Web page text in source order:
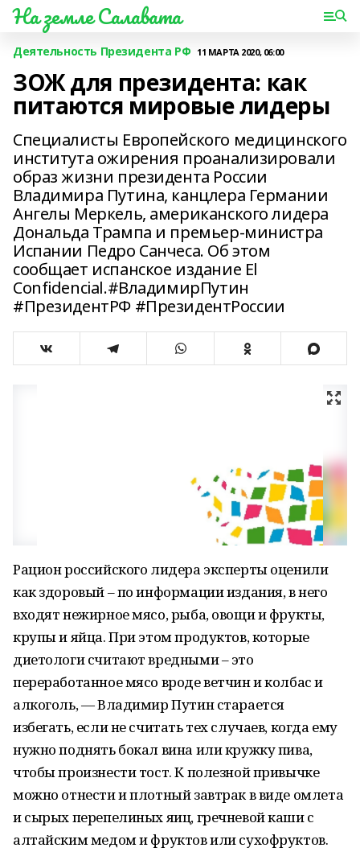
На земле Салавата
Деятельность Президента РФ 11 МАРТА 2020, 06:00
ЗОЖ для президента: как
питаются мировые лидеры
Специалисты Европейского медицинского
института ожирения проанализировали
образ жизни президента России
Владимира Путина, канцлера Германии
Ангелы Меркель, американского лидера
Дональда Трампа и премьер-министра
Испании Педро Санчеса. Об этом
сообщает испанское издание El
Confidencial.#ВладимирПутин
#ПрезидентРФ #ПрезидентРоссии
Рацион российского лидера эксперты оценили
как здоровый – по информации издания, в него
входят нежирное мясо, рыба, овощи и фрукты,
крупы и яйца. При этом продуктов, которые
диетологи считают вредными – это
переработанное мясо вроде ветчин и колбас и
алкоголь, — Владимир Путин старается
избегать, если не считать тех случаев, когда ему
нужно поднять бокал вина или кружку пива,
чтобы произнести тост. К полезной привычке
можно отнести и плотный завтрак в виде омлета
и сырых перепелиных яиц, гречневой каши с
алтайским медом и фруктов или сухофруктов.